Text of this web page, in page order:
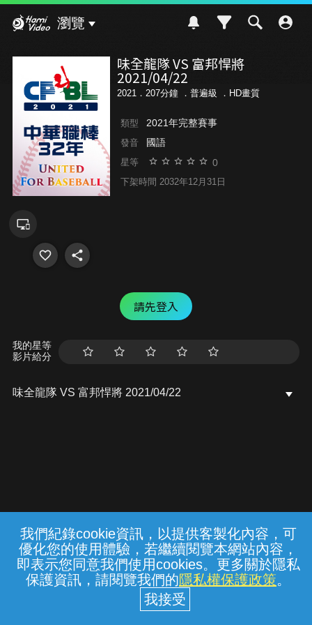
我們紀錄cookie資訊，以提供客製化內容，可
優化您的使用體驗，若繼續閱覽本網站內容，
即表示您同意我們使用cookies。更多關於隱私
保護資訊，請閱覽我們的隱私權保護政策。
瀏覽
味全龍隊 VS 富邦悍將
2021/04/22
2021．207分鐘 ． 普遍級 ．HD畫質
類型 2021年完整賽事
發音 國語
星等 0
下架時間 2032年12月31日
請先登入
我的星等
影片給分
味全龍隊 VS 富邦悍將 2021/04/22
常見問題 線上客服 服務條款 隱私權保護
中華電信股份有限公司個人家庭分公司
(統一編號：96979949) © 2026
{{notifyMsg}}